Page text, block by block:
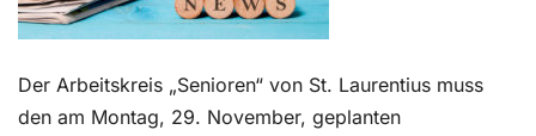
Der Arbeitskreis „Senioren“ von St. Laurentius muss
den am Montag, 29. November, geplanten